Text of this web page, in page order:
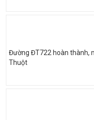
Đường ĐT722 hoàn thành,
Thuột